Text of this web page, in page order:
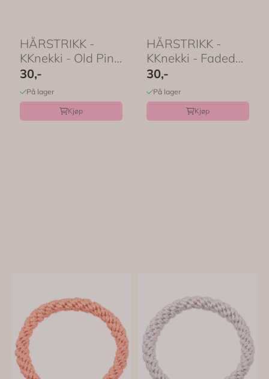
HÅRSTRIKK -
KKnekki - Old Pink
- Bon Dep
30,-
På lager
Kjøp
HÅRSTRIKK -
KKnekki - Faded
Rose - Bon Dep
30,-
På lager
Kjøp